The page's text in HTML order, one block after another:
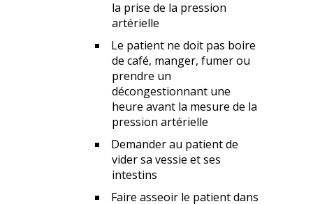
la prise de la pression
artérielle
Le patient ne doit pas boire
de café, manger, fumer ou
prendre un
décongestionnant une
heure avant la mesure de la
pression artérielle
Demander au patient de
vider sa vessie et ses
intestins
Faire asseoir le patient dans